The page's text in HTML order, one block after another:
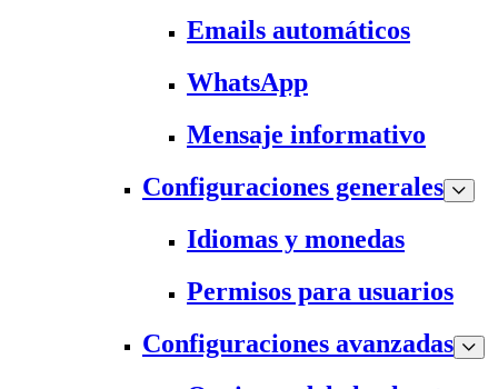
Emails automáticos
WhatsApp
Mensaje informativo
Configuraciones generales
Idiomas y monedas
Permisos para usuarios
Configuraciones avanzadas